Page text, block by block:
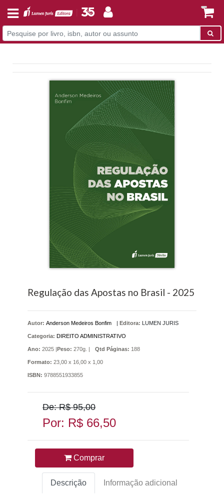
Regulação das Apostas no Brasil - 2025
Autor: Anderson Medeiros Bonfim Editora: LUMEN JURIS
Categoria: DIREITO ADMINISTRATIVO
Ano: 2025 | Peso: 270g. | Qtd Páginas: 188
Formato: 23,00 x 16,00 x 1,00
ISBN: 9788551933855
De: R$ 95,00
Por: R$ 66,50
Comprar
Descrição Informação adicional